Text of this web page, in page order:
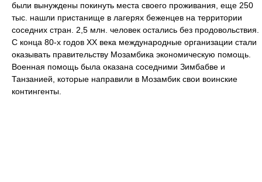
были вынуждены покинуть места своего проживания, еще 250
тыс. нашли пристанище в лагерях беженцев на территории
соседних стран. 2,5 млн. человек остались без продовольствия.
С конца 80-х годов ХХ века международные организации стали
оказывать правительству Мозамбика экономическую помощь.
Военная помощь была оказана соседними Зимбабве и
Танзанией, которые направили в Мозамбик свои воинские
контингенты.